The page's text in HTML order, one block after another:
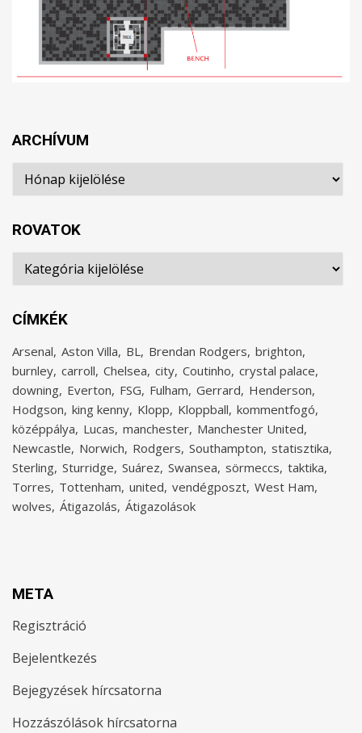
ARCHÍVUM
Archívum
ROVATOK
Rovatok
CÍMKÉK
Arsenal Aston Villa BL Brendan Rodgers brighton
burnley carroll Chelsea city Coutinho crystal palace
downing Everton FSG Fulham Gerrard Henderson
Hodgson king kenny Klopp Kloppball kommentfogó
középpálya Lucas manchester Manchester United
Newcastle Norwich Rodgers Southampton statisztika
Sterling Sturridge Suárez Swansea sörmeccs taktika
Torres Tottenham united vendégposzt West Ham
wolves Átigazolás Átigazolások
META
Regisztráció
Bejelentkezés
Bejegyzések hírcsatorna
Hozzászólások hírcsatorna